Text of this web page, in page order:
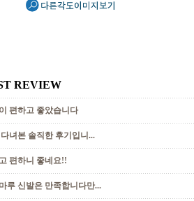
REVIEW
편하고 좋았습니다
녀본 솔직한 후기입니...
편하니 좋네요!!
루 신발은 만족합니다만...